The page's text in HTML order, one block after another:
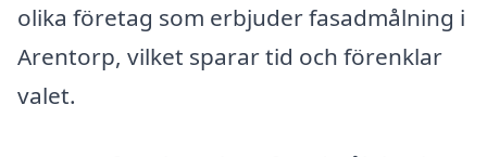
olika företag som erbjuder fasadmålning i
Arentorp, vilket sparar tid och förenklar
valet.